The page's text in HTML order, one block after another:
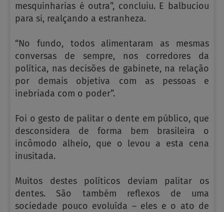
mesquinharias é outra”, concluiu. E balbuciou
para si, realçando a estranheza.
“No fundo, todos alimentaram as mesmas
conversas de sempre, nos corredores da
política, nas decisões de gabinete, na relação
por demais objetiva com as pessoas e
inebriada com o poder”.
Foi o gesto de palitar o dente em público, que
desconsidera de forma bem brasileira o
incômodo alheio, que o levou a esta cena
inusitada.
Muitos destes políticos deviam palitar os
dentes. São também reflexos de uma
sociedade pouco evoluída – eles e o ato de